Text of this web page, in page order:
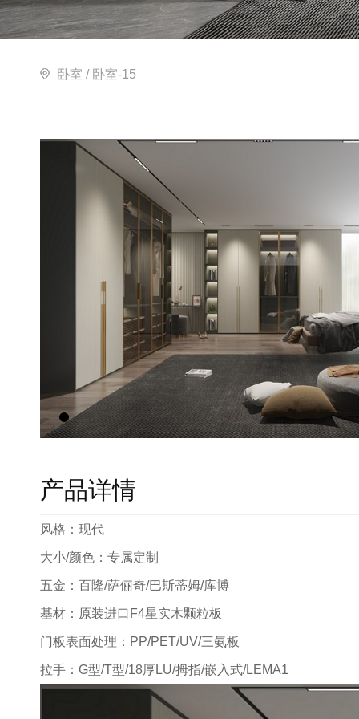
卧室 / 卧室-15
产品详情
风格：现代
大小/颜色：专属定制
五金：百隆/萨俪奇/巴斯蒂姆/库博
基材：原装进口F4星实木颗粒板
门板表面处理：PP/PET/UV/三氨板
拉手：G型/T型/18厚LU/拇指/嵌入式/LEMA1